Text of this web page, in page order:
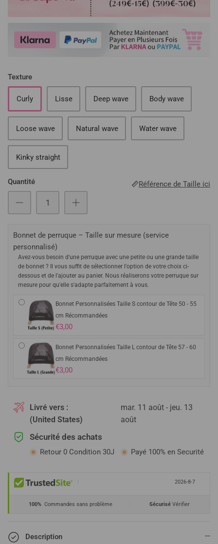
Texture
Curly Lisse Deep wave Body wave
Loose wave Natural wave Water wave
Kinky straight
Quantité Référence de Taille ici
Bonnet de perruque – Taille sur mesure (service
personnalisé)
Avez-vous besoin d'une perruque avec une petite ou une grande taille
de bonnet ? Il vous suffit de sélectionner l'option de votre choix ci-
dessous et de l'ajouter au panier. Nous réaliserons votre perruque sur
mesure pour qu'elle s'adapte parfaitement à vous.
Bonnet Personnalisées Taille S contour de Tête 50 - 55
cm Récommandées
€3,00
Bonnet Personnalisées Taille L contour de Tête 57 - 60
cm Récommandées
€3,00
Livré vers :
(United States)
mar. 11 août - jeu. 13
août
Sécurité des achats
Retour 0 Condition 30J Payé 100% en Securité
2026-8-7
100% Commandes sans problème SécuriséVérifier
Description